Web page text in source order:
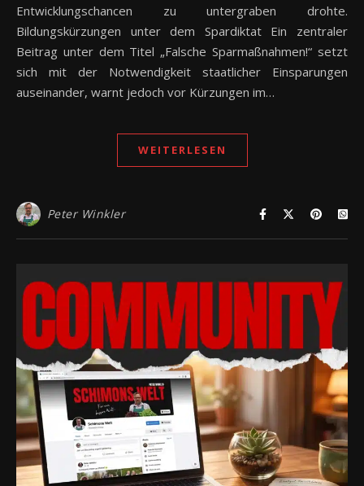
Entwicklungschancen zu untergraben drohte.
Bildungskürzungen unter dem Spardiktat Ein zentraler
Beitrag unter dem Titel „Falsche Sparmaßnahmen!“ setzt
sich mit der Notwendigkeit staatlicher Einsparungen
auseinander, warnt jedoch vor Kürzungen im…
WEITERLESEN
Peter Winkler